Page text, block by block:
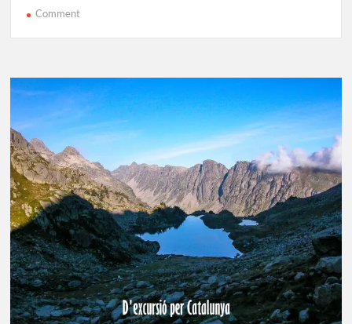
Commenton
Etapa
Saboredo
–
Restanca